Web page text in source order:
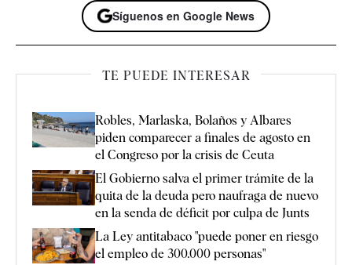
Síguenos en Google News
TE PUEDE INTERESAR
Robles, Marlaska, Bolaños y Albares
piden comparecer a finales de agosto en
el Congreso por la crisis de Ceuta
El Gobierno salva el primer trámite de la
quita de la deuda pero naufraga de nuevo
en la senda de déficit por culpa de Junts
La Ley antitabaco "puede poner en riesgo
el empleo de 300.000 personas"